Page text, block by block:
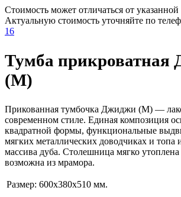
Стоимость может отличаться от указанной
Актуальную стоимость уточняйте по
16
Тумба
(M)
Прикованная тумбочка Джиджи (M) —
современном стиле. Единая композиция
квадратной формы, функциональные
мягких металлических доводчиках и топа
массива дуба. Столешница мягко
возможна из мрамора.
Размер: 600x380x510 мм.